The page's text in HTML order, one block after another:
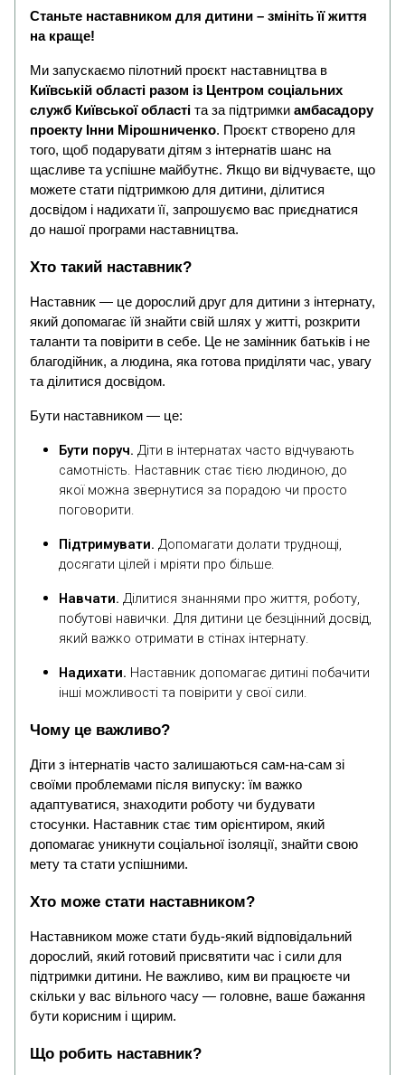
Станьте наставником для дитини – змініть її життя
на краще!
Ми запускаємо пілотний проєкт наставництва в
Київській області разом із Центром соціальних
служб Київської області та за підтримки амбасадору
проекту Інни Мірошниченко. Проєкт створено для
того, щоб подарувати дітям з інтернатів шанс на
щасливе та успішне майбутнє. Якщо ви відчуваєте, що
можете стати підтримкою для дитини, ділитися
досвідом і надихати її, запрошуємо вас приєднатися
до нашої програми наставництва.
Хто такий наставник?
Наставник — це дорослий друг для дитини з інтернату,
який допомагає їй знайти свій шлях у житті, розкрити
таланти та повірити в себе. Це не замінник батьків і не
благодійник, а людина, яка готова приділяти час, увагу
та ділитися досвідом.
Бути наставником — це:
Бути поруч. Діти в інтернатах часто відчувають
самотність. Наставник стає тією людиною, до
якої можна звернутися за порадою чи просто
поговорити.
Підтримувати. Допомагати долати труднощі,
досягати цілей і мріяти про більше.
Навчати. Ділитися знаннями про життя, роботу,
побутові навички. Для дитини це безцінний досвід,
який важко отримати в стінах інтернату.
Надихати. Наставник допомагає дитині побачити
інші можливості та повірити у свої сили.
Чому це важливо?
Діти з інтернатів часто залишаються сам-на-сам зі
своїми проблемами після випуску: їм важко
адаптуватися, знаходити роботу чи будувати
стосунки. Наставник стає тим орієнтиром, який
допомагає уникнути соціальної ізоляції, знайти свою
мету та стати успішними.
Хто може стати наставником?
Наставником може стати будь-який відповідальний
дорослий, який готовий присвятити час і сили для
підтримки дитини. Не важливо, ким ви працюєте чи
скільки у вас вільного часу — головне, ваше бажання
бути корисним і щирим.
Що робить наставник?